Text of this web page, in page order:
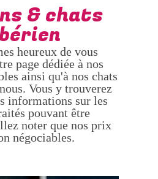
& chats
heureux de vous
page dédiée à nos
ainsi qu'à nos chats
Vous y trouverez
informations sur les
pouvant être
noter que nos prix
négociables.